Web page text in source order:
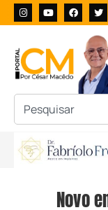
Novo